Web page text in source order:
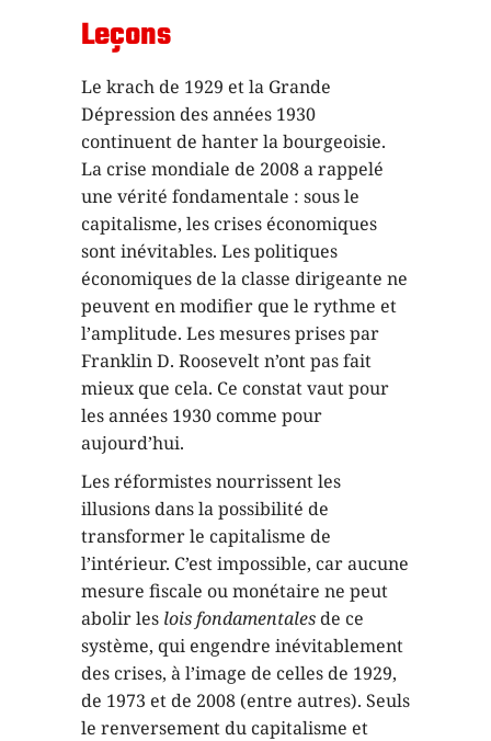
Leçons
Le krach de 1929 et la Grande
Dépression des années 1930
continuent de hanter la bourgeoisie.
La crise mondiale de 2008 a rappelé
une vérité fondamentale : sous le
capitalisme, les crises économiques
sont inévitables. Les politiques
économiques de la classe dirigeante ne
peuvent en modifier que le rythme et
l’amplitude. Les mesures prises par
Franklin D. Roosevelt n’ont pas fait
mieux que cela. Ce constat vaut pour
les années 1930 comme pour
aujourd’hui.
Les réformistes nourrissent les
illusions dans la possibilité de
transformer le capitalisme de
l’intérieur. C’est impossible, car aucune
mesure fiscale ou monétaire ne peut
abolir les loisfondamentalesde ce
système, qui engendre inévitablement
des crises, à l’image de celles de 1929,
de 1973 et de 2008 (entre autres). Seuls
le renversement du capitalisme et